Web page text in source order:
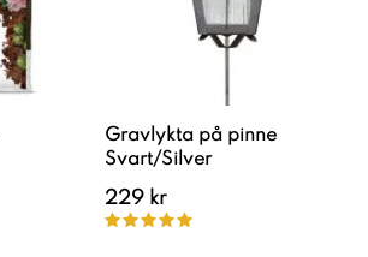
Gravlykta på pinne
Svart/Silver
229 kr